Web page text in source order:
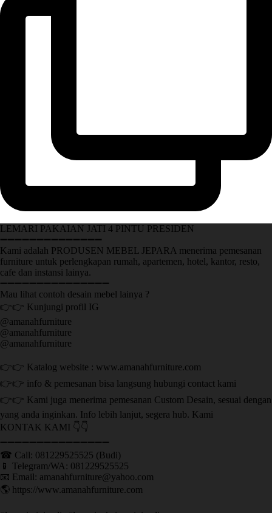
LEMARI PAKAIAN JATI 4 PINTU PRESIDEN
➖➖➖➖➖➖➖➖➖➖➖➖➖➖
Kami adalah PRODUSEN MEBEL JEPARA menerima pemesanan
furniture untuk perlengkapan rumah, apartemen, hotel, kantor, resto,
cafe dan instansi lainya.
➖➖➖➖➖➖➖➖➖➖➖➖➖➖➖
Mau lihat contoh desain mebel lainya ?
👉👉 Kunjungi profil IG
@amanahfurniture
@amanahfurniture
@amanahfurniture
👉👉 Katalog website : www.amanahfurniture.com
👉👉 info & pemesanan bisa langsung hubungi contact kami
👉👉 Kami juga menerima pemesanan Custom Desain, sesuai dengan
yang anda inginkan. Info lebih lanjut, segera hub. Kami
KONTAK KAMI 👇👇
➖➖➖➖➖➖➖➖➖➖➖➖➖➖➖ ㅤ
☎ Call: 081229525525 (Budi)
📱 Telegram/WA: 081229525525
📧 Email: amanahfurniture@yahoo.com
🌎 https://www.amanahfurniture.com